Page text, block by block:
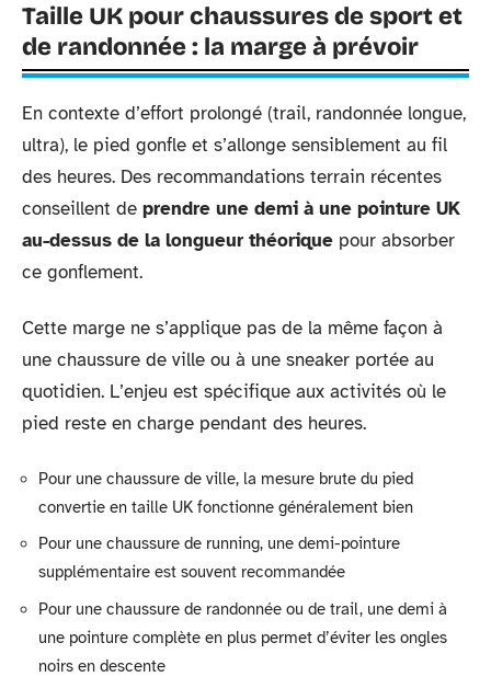
Taille UK pour chaussures de sport et
de randonnée : la marge à prévoir
En contexte d’effort prolongé (trail, randonnée longue,
ultra), le pied gonfle et s’allonge sensiblement au fil
des heures. Des recommandations terrain récentes
conseillent de prendre une demi à une pointure UK
au-dessus de la longueur théorique pour absorber
ce gonflement.
Cette marge ne s’applique pas de la même façon à
une chaussure de ville ou à une sneaker portée au
quotidien. L’enjeu est spécifique aux activités où le
pied reste en charge pendant des heures.
Pour une chaussure de ville, la mesure brute du pied
convertie en taille UK fonctionne généralement bien
Pour une chaussure de running, une demi-pointure
supplémentaire est souvent recommandée
Pour une chaussure de randonnée ou de trail, une demi à
une pointure complète en plus permet d’éviter les ongles
noirs en descente